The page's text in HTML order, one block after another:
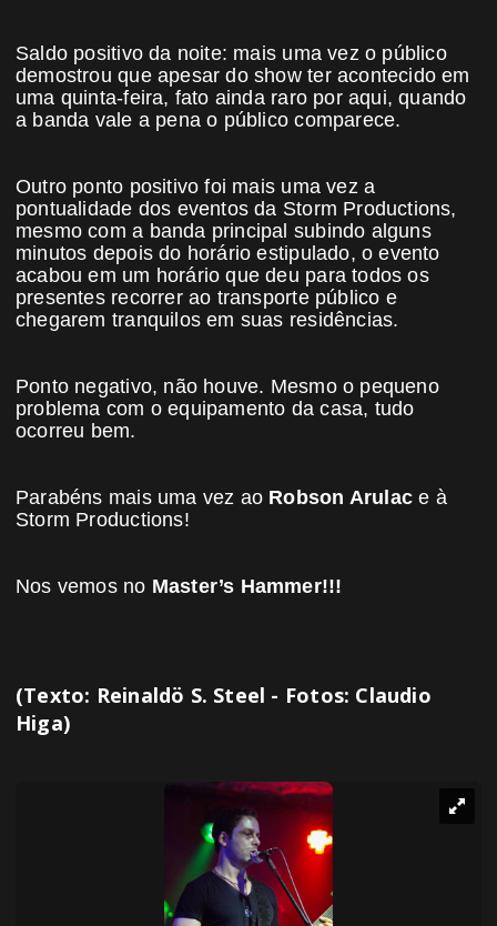
Saldo positivo da noite: mais uma vez o público
demostrou que apesar do show ter acontecido em
uma quinta-feira, fato ainda raro por aqui, quando
a banda vale a pena o público comparece.
Outro ponto positivo foi mais uma vez a
pontualidade dos eventos da Storm Productions,
mesmo com a banda principal subindo alguns
minutos depois do horário estipulado, o evento
acabou em um horário que deu para todos os
presentes recorrer ao transporte público e
chegarem tranquilos em suas residências.
Ponto negativo, não houve. Mesmo o pequeno
problema com o equipamento da casa, tudo
ocorreu bem.
Parabéns mais uma vez ao Robson Arulace à
Storm Productions!
Nos vemos no Master’s Hammer!!!
(Texto: Reinaldö S. Steel - Fotos: Claudio
Higa)